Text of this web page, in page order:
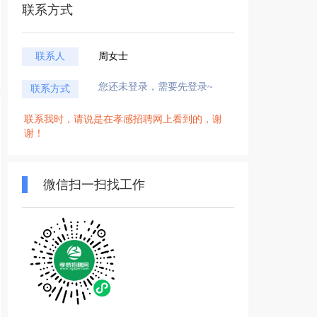
联系方式
联系人 周女士
联系方式 您还未登录，需要先登录~
联系我时，请说是在孝感招聘网上看到的，谢
谢！
微信扫一扫找工作